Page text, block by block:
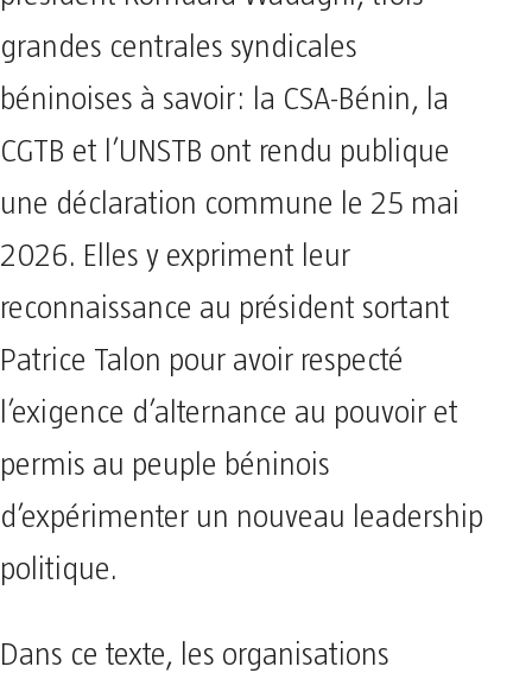
grandes centrales syndicales
béninoises à savoir: la CSA-Bénin, la
CGTB et l’UNSTB ont rendu publique
une déclaration commune le 25 mai
2026. Elles y expriment leur
reconnaissance au président sortant
Patrice Talon pour avoir respecté
l’exigence d’alternance au pouvoir et
permis au peuple béninois
d’expérimenter un nouveau leadership
politique.
Dans ce texte, les organisations